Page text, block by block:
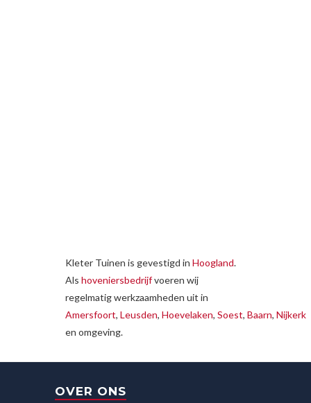
Kleter Tuinen is gevestigd in Hoogland.
Als hoveniersbedrijfvoeren wij
regelmatig werkzaamheden uit in
Amersfoort, Leusden, Hoevelaken, Soest, Baarn, Nijkerk
en omgeving.
OVER ONS